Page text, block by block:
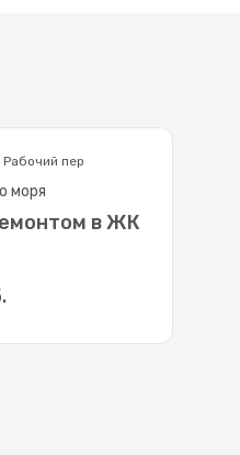
Рабочий пер
моря
в ЖК